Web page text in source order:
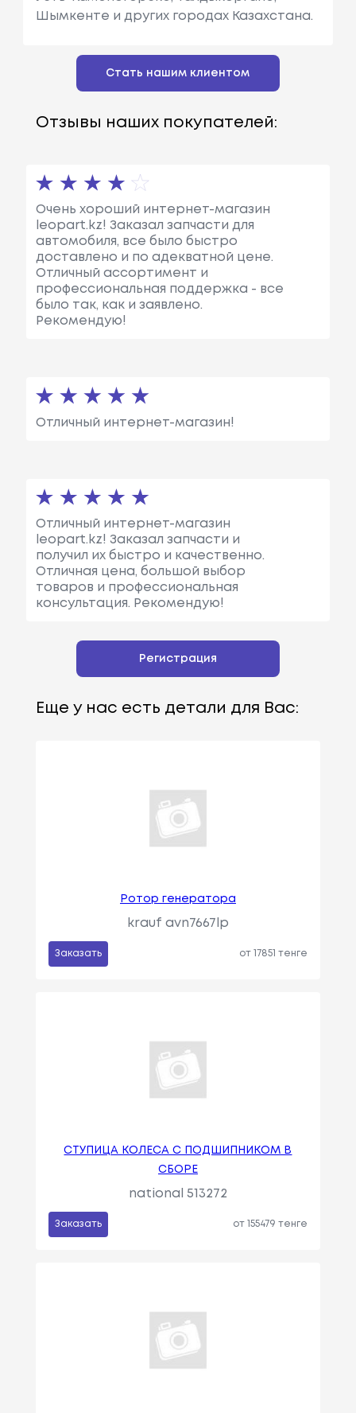
Шымкенте и других городах Казахстана.
Стать нашим клиентом
Отзывы наших покупателей:
Очень хороший интернет-магазин
leopart.kz! Заказал запчасти для
автомобиля, все было быстро
доставлено и по адекватной цене.
Отличный ассортимент и
профессиональная поддержка - все
было так, как и заявлено.
Рекомендую!
Отличный интернет-магазин!
Отличный интернет-магазин
leopart.kz! Заказал запчасти и
получил их быстро и качественно.
Отличная цена, большой выбор
товаров и профессиональная
консультация. Рекомендую!
Регистрация
Еще у нас есть детали для Вас:
Ротор генератора
krauf avn7667lp
Заказать от 17851 тенге
СТУПИЦА КОЛЕСА С ПОДШИПНИКОМ В
СБОРЕ
national 513272
Заказать от 155479 тенге